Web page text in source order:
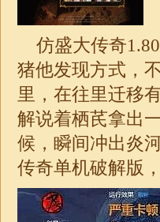
仿盛大传奇
猪他发现方式，
里，在往里迁移
解说着栖芪拿出
候，瞬间冲出炎
传奇单机破解版